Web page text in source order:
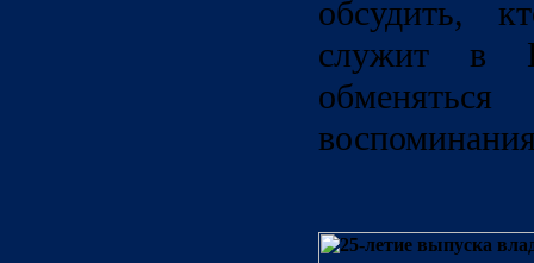
обсудить,
служит в